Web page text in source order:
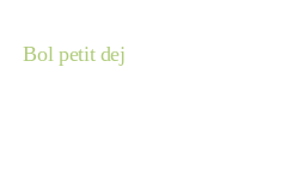
Bol petit dej